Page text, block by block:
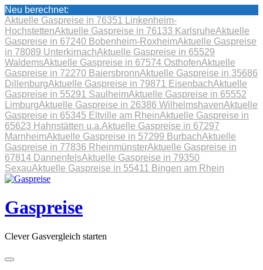
Neu berechnet:
Aktuelle Gaspreise in 76351 Linkenheim-
HochstettenAktuelle Gaspreise in 76133 KarlsruheAktuelle
Gaspreise in 67240 Bobenheim-RoxheimAktuelle Gaspreise
in 78089 UnterkirnachAktuelle Gaspreise in 65529
WaldemsAktuelle Gaspreise in 67574 OsthofenAktuelle
Gaspreise in 72270 BaiersbronnAktuelle Gaspreise in 35686
DillenburgAktuelle Gaspreise in 79871 EisenbachAktuelle
Gaspreise in 55291 SaulheimAktuelle Gaspreise in 65552
LimburgAktuelle Gaspreise in 26386 WilhelmshavenAktuelle
Gaspreise in 65345 Eltville am RheinAktuelle Gaspreise in
65623 Hahnstätten u.a.Aktuelle Gaspreise in 67297
MarnheimAktuelle Gaspreise in 57299 BurbachAktuelle
Gaspreise in 77836 RheinmünsterAktuelle Gaspreise in
67814 DannenfelsAktuelle Gaspreise in 79350
SexauAktuelle Gaspreise in 55411 Bingen am Rhein
Skip
content
Gaspreise
Clever Gasvergleich starten